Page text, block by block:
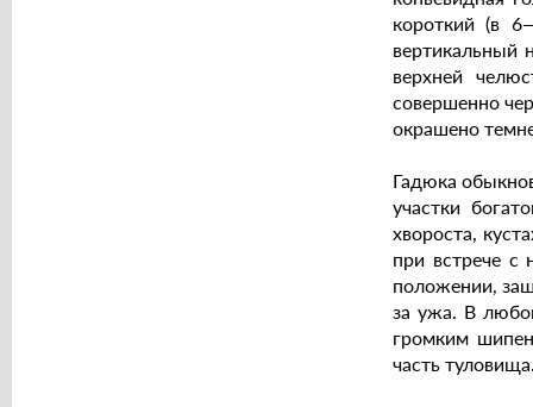
короткий (в
вертикальный
верхней
совершенно
окрашено
Гадюка
участки
хвороста,
при встрече с
положении,
за ужа. В
громким
часть